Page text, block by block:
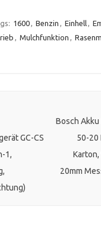
1600, Benzin , Einhell,
, Mulchfunktion ,
GC-CS
1,
Bosch Akku
50-20
20mm